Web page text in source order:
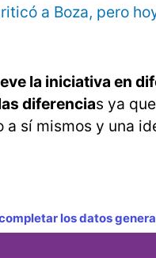
a Boza, pero
la iniciativa en
diferencias ya
sí mismos y una
los datos